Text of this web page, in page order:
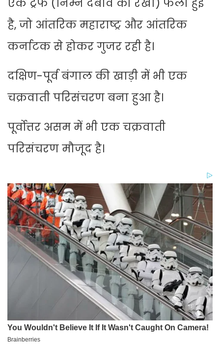
एक ट्रफ (निम्न दबाव की रेखा) फैली हुई
है, जो आंतरिक महाराष्ट्र और आंतरिक
कर्नाटक से होकर गुजर रही है।
दक्षिण-पूर्व बंगाल की खाड़ी में भी एक
चक्रवाती परिसंचरण बना हुआ है।
पूर्वोत्तर असम में भी एक चक्रवाती
परिसंचरण मौजूद है।